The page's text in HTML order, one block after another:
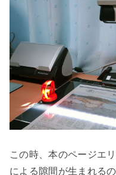
この時、本のページエ
による隙間が生まれる